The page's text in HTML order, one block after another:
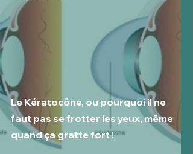
Le Kératocône, ou pourquoi il ne
faut pas se frotter les yeux, même
quand ça gratte fort !